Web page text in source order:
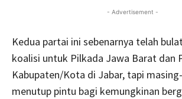
- Advertisement -
Kedua partai ini sebenarnya telah
koalisi untuk Pilkada Jawa Barat dan
Kabupaten/Kota di Jabar, tapi
menutup pintu bagi kemungkinan